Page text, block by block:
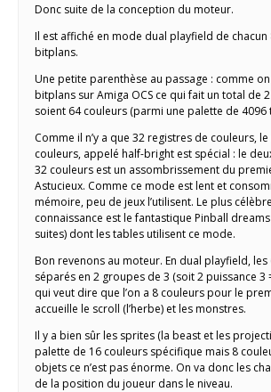
Donc suite de la conception du moteur.
Il est affiché en mode dual playfield de chacun
bitplans.
Une petite parenthèse au passage : comme
bitplans sur Amiga OCS ce qui fait un total de
soient 64 couleurs (parmi une palette de 4096
Comme il n’y a que 32 registres de couleurs,
couleurs, appelé half-bright est spécial : le
32 couleurs est un assombrissement du
Astucieux. Comme ce mode est lent et
mémoire, peu de jeux l’utilisent. Le plus
connaissance est le fantastique Pinball
suites) dont les tables utilisent ce mode.
Bon revenons au moteur. En dual playfield,
séparés en 2 groupes de 3 (soit 2 puissance 3
qui veut dire que l’on a 8 couleurs pour le
accueille le scroll (l’herbe) et les monstres.
Il y a bien sûr les sprites (la beast et les
palette de 16 couleurs spécifique mais 8
objets ce n’est pas énorme. On va donc les
de la position du joueur dans le niveau.